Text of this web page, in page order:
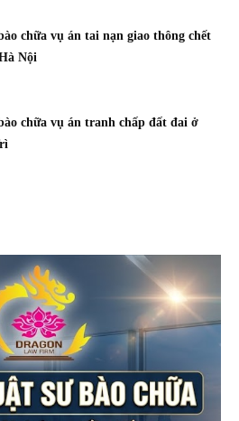
chữa vụ án tai nạn giao thông chết
Nội
chữa vụ án tranh chấp đất đai ở